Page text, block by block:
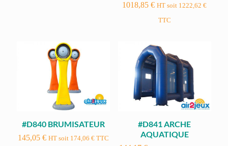
1018,85€ HT soit 1222,62€
TTC
#D840 BRUMISATEUR
145,05€ HT soit 174,06€ TTC
#D841 ARCHE
AQUATIQUE